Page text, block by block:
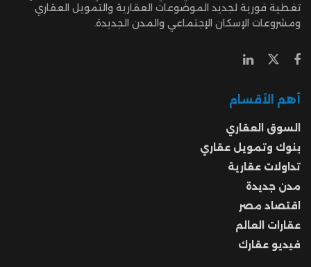
تغطية فورية لجديد الموضوعات العقارية والتمويل العقاري
ومشروعات الإسكان الإجتماعي والمدن الجديدة.
أهم الأقسام
السوق العقاري
بنوك وتمويل عقاري
تداولات عقارية
مدن جديدة
اقتصاد مصر
عقارات العالم
فيديو عقارك